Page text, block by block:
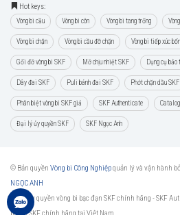
Hot keys:
Vòng bi cầu Vòng bi côn Vòng bi tang trống
Vòng bi chặn Vòng bi cầu đỡ chặn Vòng bi tiếp xúc
Gối đỡ vòng bi SKF Mỡ chịu nhiệt SKF Dụng cụ bảo
Dây đai SKF Puli bánh đai SKF Phớt chặn dầu SKF
Phân biệt vòng bi SKF giả SKF Authenticate
Đại lý ủy quyền SKF SKF Ngọc Anh
© Bản quyền Vòng bi Công Nghiệpquản lý và vận hành
NGỌC ANH
Đại lý ủy quyền vòng bi bạc đạn SKF chính hãng -SKF
phẩm SKF chính hãng tại Việt Nam.